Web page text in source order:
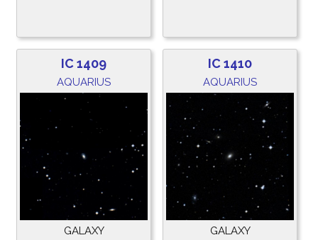
IC 1409
AQUARIUS
GALAXY
IC 1410
AQUARIUS
GALAXY